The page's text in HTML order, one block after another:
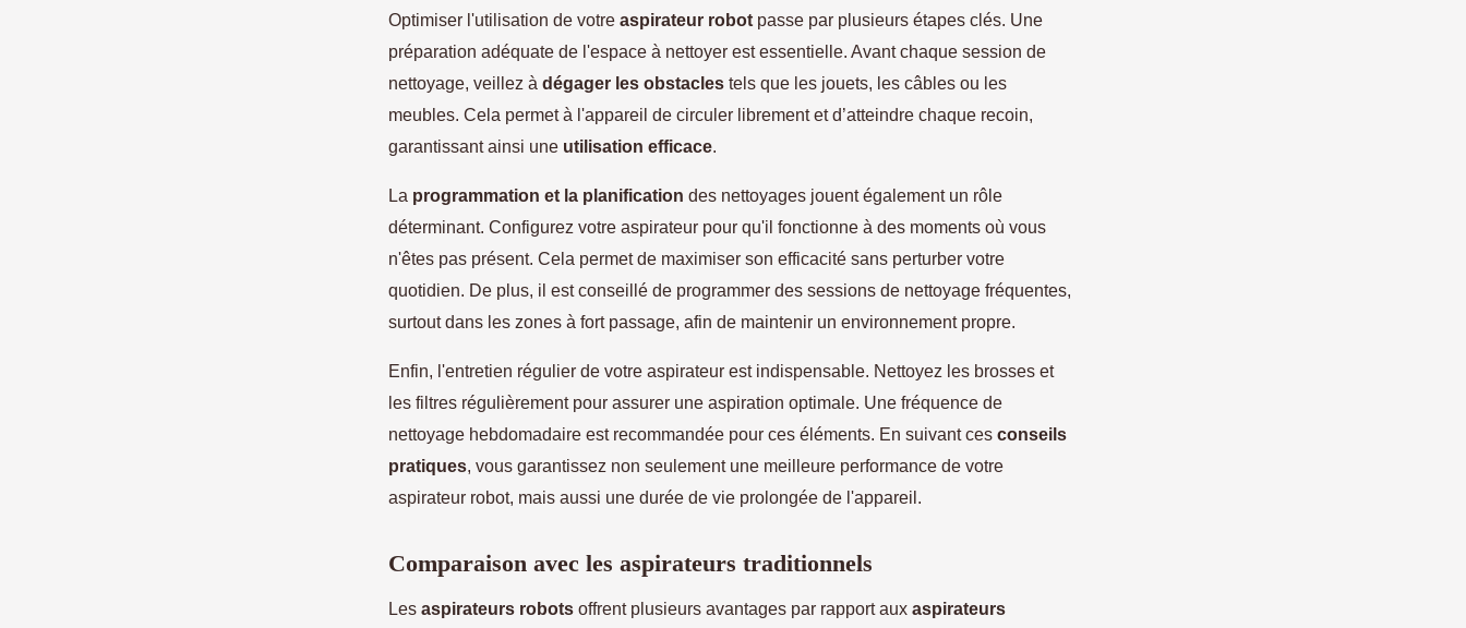
Optimiser l'utilisation de votre aspirateur robot passe par plusieurs étapes clés. Une
préparation adéquate de l'espace à nettoyer est essentielle. Avant chaque session de
nettoyage, veillez à dégager les obstacles tels que les jouets, les câbles ou les
meubles. Cela permet à l'appareil de circuler librement et d’atteindre chaque recoin,
garantissant ainsi une utilisation efficace.
La programmation et la planification des nettoyages jouent également un rôle
déterminant. Configurez votre aspirateur pour qu'il fonctionne à des moments où vous
n'êtes pas présent. Cela permet de maximiser son efficacité sans perturber votre
quotidien. De plus, il est conseillé de programmer des sessions de nettoyage fréquentes,
surtout dans les zones à fort passage, afin de maintenir un environnement propre.
Enfin, l'entretien régulier de votre aspirateur est indispensable. Nettoyez les brosses et
les filtres régulièrement pour assurer une aspiration optimale. Une fréquence de
nettoyage hebdomadaire est recommandée pour ces éléments. En suivant ces conseils
pratiques, vous garantissez non seulement une meilleure performance de votre
aspirateur robot, mais aussi une durée de vie prolongée de l'appareil.
Comparaison avec les aspirateurs traditionnels
Les aspirateurs robots offrent plusieurs avantages par rapport aux aspirateurs